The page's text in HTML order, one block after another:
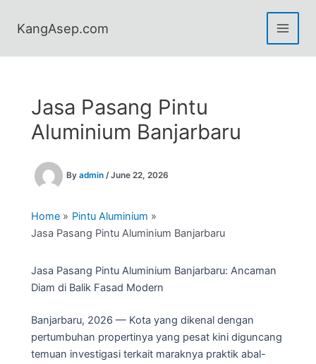
KangAsep.com
Jasa Pasang Pintu
Aluminium Banjarbaru
By admin /June 22, 2026
Home
Pintu Aluminium
Jasa Pasang Pintu Aluminium Banjarbaru
Jasa Pasang Pintu Aluminium Banjarbaru: Ancaman
Diam di Balik Fasad Modern
Banjarbaru, 2026 — Kota yang dikenal dengan
pertumbuhan propertinya yang pesat kini diguncang
temuan investigasi terkait maraknya praktik abal-